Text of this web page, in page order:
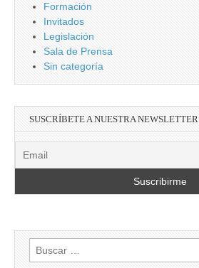
Formación
Invitados
Legislación
Sala de Prensa
Sin categoría
SUSCRÍBETE A NUESTRA NEWSLETTER
Buscar: